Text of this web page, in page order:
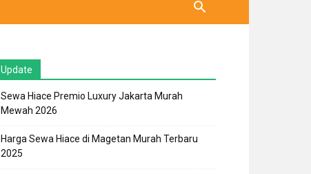
Update
Sewa Hiace Premio Luxury Jakarta Murah
Mewah 2026
Harga Sewa Hiace di Magetan Murah Terbaru
2025